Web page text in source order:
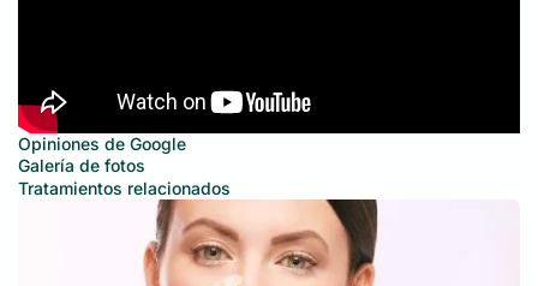
Opiniones de Google
Galería de fotos
Tratamientos relacionados